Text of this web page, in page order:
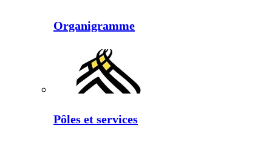
Organigramme
Pôles et services